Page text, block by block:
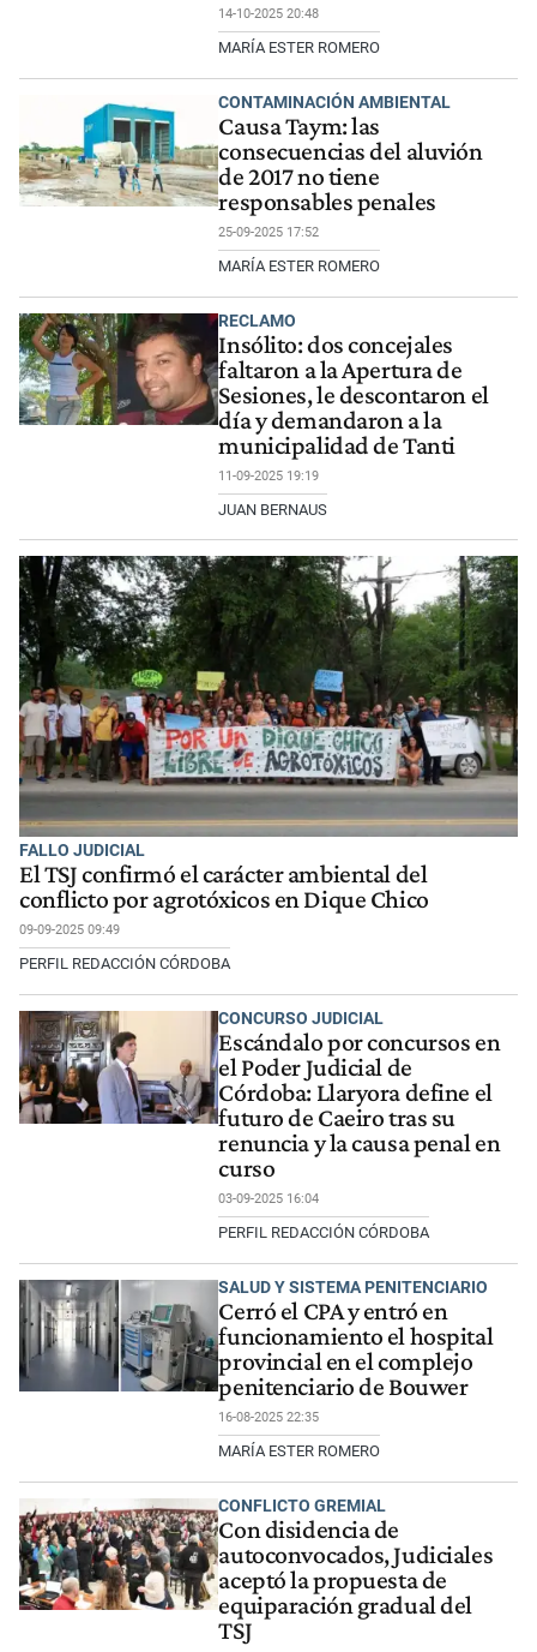
14-10-2025 20:48
MARÍA ESTER ROMERO
CONTAMINACIÓN AMBIENTAL
Causa Taym: las
consecuencias del aluvión
de 2017 no tiene
responsables penales
25-09-2025 17:52
MARÍA ESTER ROMERO
RECLAMO
Insólito: dos concejales
faltaron a la Apertura de
Sesiones, le descontaron el
día y demandaron a la
municipalidad de Tanti
11-09-2025 19:19
JUAN BERNAUS
FALLO JUDICIAL
El TSJ confirmó el carácter ambiental del
conflicto por agrotóxicos en Dique Chico
09-09-2025 09:49
PERFIL REDACCIÓN CÓRDOBA
CONCURSO JUDICIAL
Escándalo por concursos en
el Poder Judicial de
Córdoba: Llaryora define el
futuro de Caeiro tras su
renuncia y la causa penal en
curso
03-09-2025 16:04
PERFIL REDACCIÓN CÓRDOBA
SALUD Y SISTEMA PENITENCIARIO
Cerró el CPA y entró en
funcionamiento el hospital
provincial en el complejo
penitenciario de Bouwer
16-08-2025 22:35
MARÍA ESTER ROMERO
CONFLICTO GREMIAL
Con disidencia de
autoconvocados, Judiciales
aceptó la propuesta de
equiparación gradual del
TSJ